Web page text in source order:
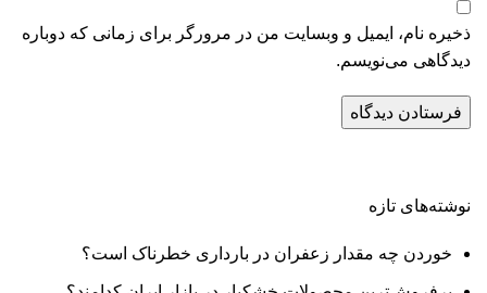
ذخیره نام، ایمیل و وبسایت من در مرورگر برای زمانی که دوباره
دیدگاهی می‌نویسم.
نوشته‌های تازه
خوردن چه مقدار زعفران در بارداری خطرناک است؟